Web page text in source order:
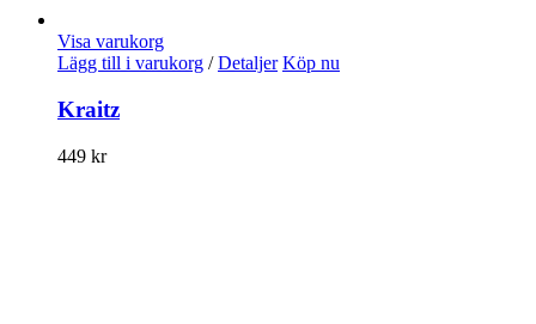
Visa varukorg
Lägg till i varukorg / Detaljer Köp nu
Kraitz
449 kr